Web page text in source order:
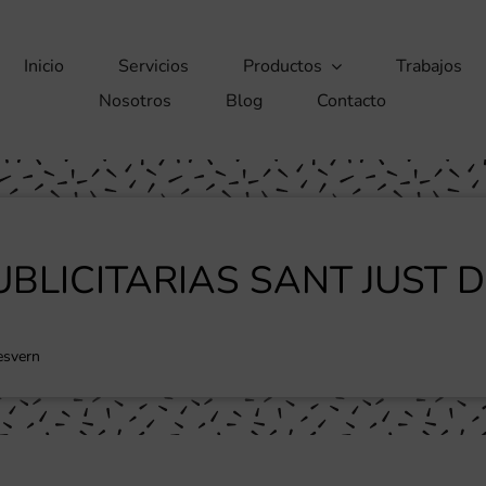
Inicio Servicios Productos
Trabajos
Nosotros
Blog Contacto
SANT JUST